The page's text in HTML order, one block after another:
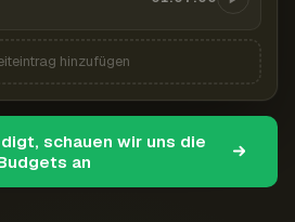
hinzufügen
schauen wir uns die
an